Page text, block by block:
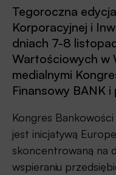
Tegoroczna
Korporacyjnej i
dniach 7-8
Wartościowych w
medialnymi
Finansowy BANK
Kongres
jest inicjatywą
skoncentrowaną na
wspieraniu